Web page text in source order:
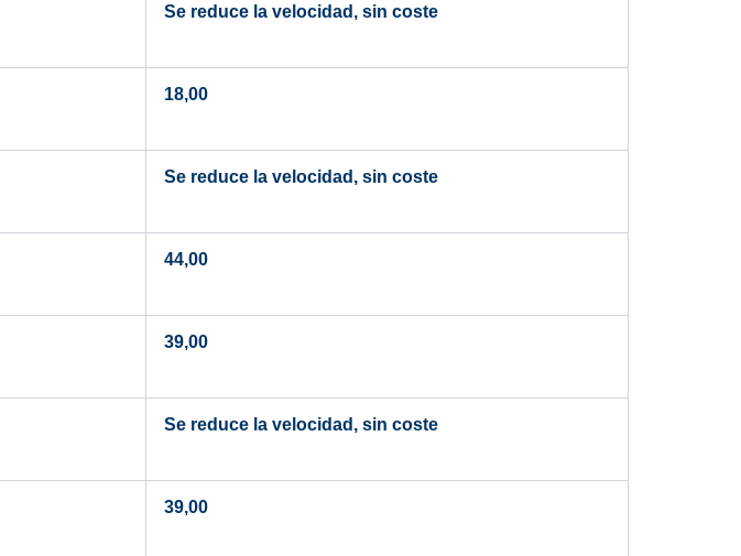
Se reduce la velocidad, sin coste
18,00
Se reduce la velocidad, sin coste
44,00
39,00
Se reduce la velocidad, sin coste
39,00